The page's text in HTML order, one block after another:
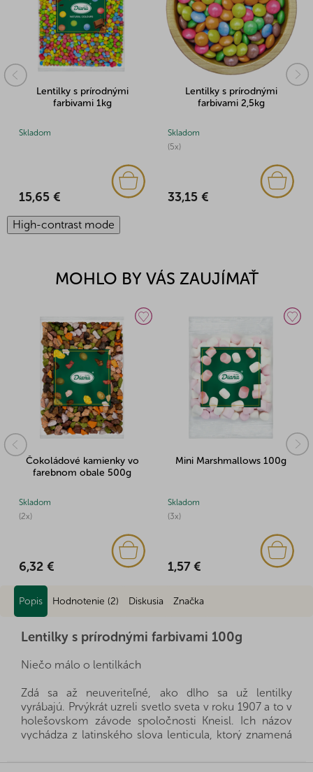
Lentilky s prírodnými
farbivami 1kg
Skladom
15,65 €
Lentilky s prírodnými
farbivami 2,5kg
(5x)
Skladom
33,15 €
High-contrast mode
MOHLO BY VÁS ZAUJÍMAŤ
Čokoládové kamienky vo
farebnom obale 500g
(2x)
Skladom
6,32 €
Mini Marshmallows 100g
(3x)
Skladom
1,57 €
Popis Hodnotenie (2) Diskusia Značka
Lentilky s prírodnými farbivami 100g
Niečo málo o lentilkách
Zdá sa až neuveriteľné, ako dlho sa už lentilky
vyrábajú. Prvýkrát uzreli svetlo sveta v roku 1907 a to v
holešovskom závode spoločnosti Kneisl. Ich názov
vychádza z latinského slova lenticula, ktorý znamená
byť lentilky spojením medzi všetkými členmi rodiny,